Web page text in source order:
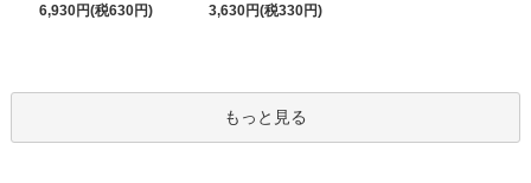
6,930円(税630円)
3,630円(税330円)
もっと見る